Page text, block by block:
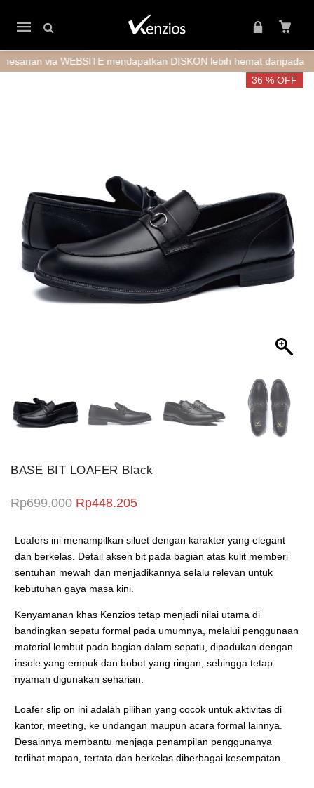
Mobile
navigation
via WEBSITE mendapatkan DISKON lebih hemat daripada
36 % OFF
BASE BIT LOAFER Black
Rp699.000 Harga aslinya adalah: Rp699.000.
Rp448.205Harga saat ini adalah:
Loafers ini menampilkan siluet dengan karakter yang elegant
dan berkelas. Detail aksen bit pada bagian atas kulit memberi
sentuhan mewah dan menjadikannya selalu relevan untuk
kebutuhan gaya masa kini.
Kenyamanan khas Kenzios tetap menjadi nilai utama di
bandingkan sepatu formal pada umumnya, melalui penggunaan
material lembut pada bagian dalam sepatu, dipadukan dengan
insole yang empuk dan bobot yang ringan, sehingga tetap
nyaman digunakan seharian.
Loafer slip on ini adalah pilihan yang cocok untuk aktivitas di
kantor, meeting, ke undangan maupun acara formal lainnya.
Desainnya membantu menjaga penampilan penggunanya
terlihat mapan, tertata dan berkelas diberbagai kesempatan.